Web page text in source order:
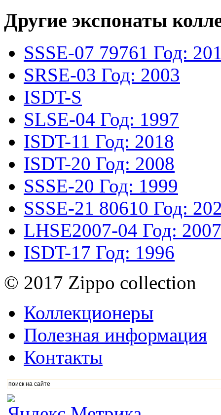
Другие экспонаты
SSSE-07 79761 Год:
SRSE-03 Год: 2003
ISDT-S
SLSE-04 Год: 1997
ISDT-11 Год: 2018
ISDT-20 Год: 2008
SSSE-20 Год: 1999
SSSE-21 80610 Год:
LHSE2007-04 Год: 2007
ISDT-17 Год: 1996
© 2017 Zippo collection
Коллекционеры
Полезная информация
Контакты